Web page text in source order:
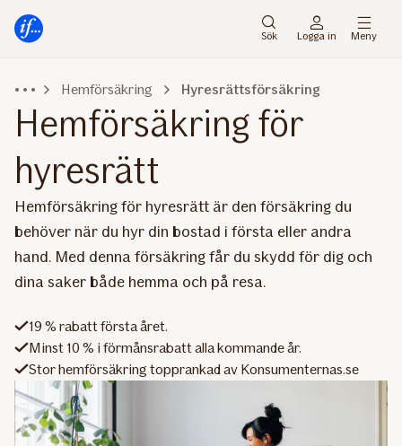
direkt
huvudmenyn
direkt
innehåll
Sök Logga in Meny
Hemförsäkring Hyresrättsförsäkring
Hemförsäkring för
hyresrätt
Hemförsäkring för hyresrätt är den försäkring du
behöver när du hyr din bostad i första eller andra
hand. Med denna försäkring får du skydd för dig och
dina saker både hemma och på resa.
19 % rabatt första året.
Minst 10 % i förmånsrabatt alla kommande år.
Stor hemförsäkring topprankad av Konsumenternas.se